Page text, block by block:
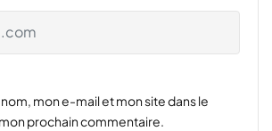
mon e-mail et mon site dans le
prochain commentaire.